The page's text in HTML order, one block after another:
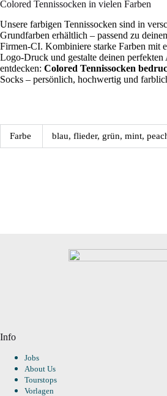
Colored Tennissocken in vielen Farben
Unsere farbigen Tennissocken sind in
Grundfarben erhältlich – passend zu
Firmen-CI. Kombiniere starke Farben mit
Logo-Druck und gestalte deinen perfekten
entdecken: Colored Tennissocken
Socks – persönlich, hochwertig und
Farbe blau, flieder, grün, mint,
Info
Jobs
About Us
Tourstops
Vorlagen